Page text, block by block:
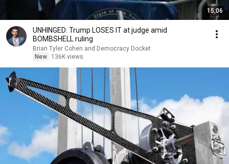
15:06
UNHINGED: Trump LOSES IT at judge amid
BOMBSHELL ruling
Brian Tyler Cohen and Democracy Docket
New
136K views